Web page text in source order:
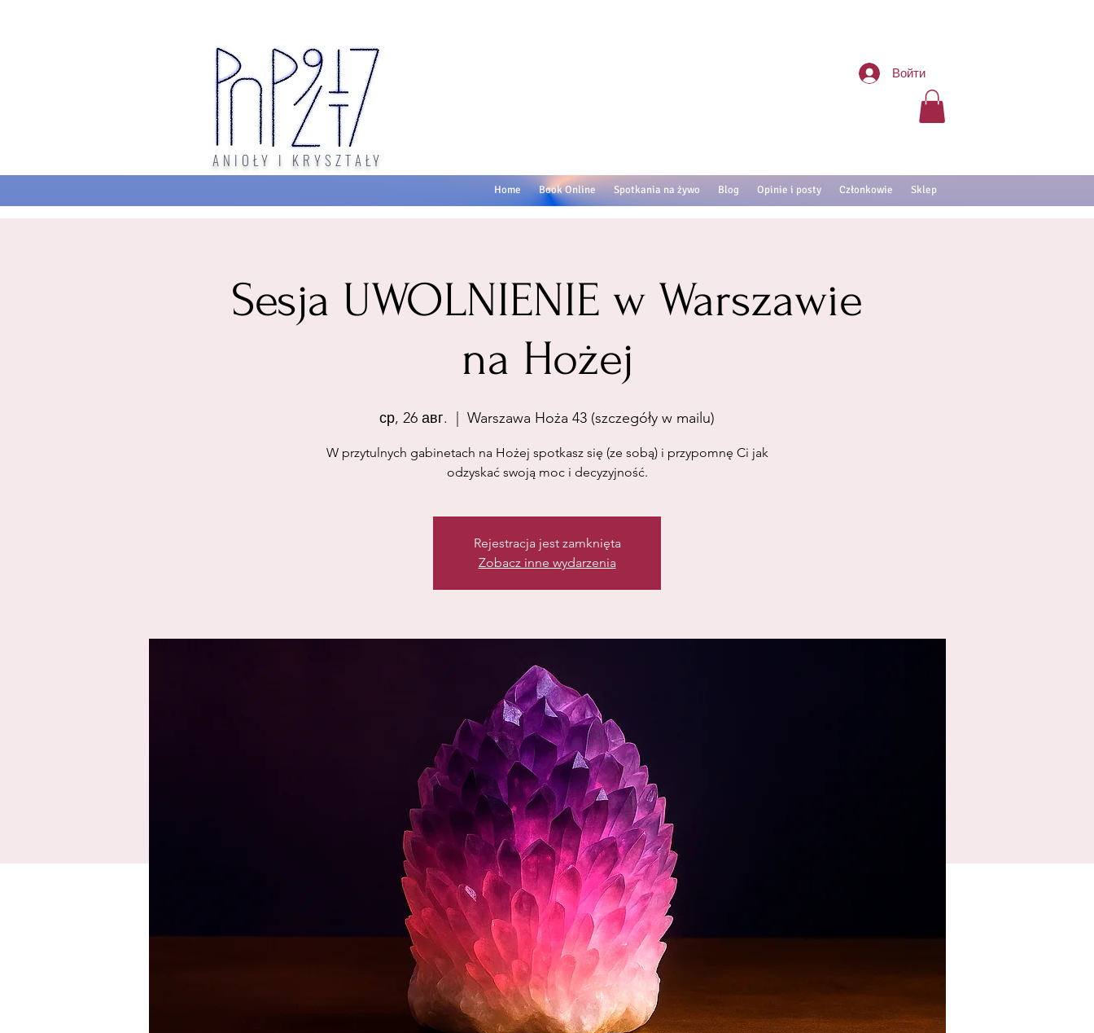
Войти
Home Book Online Spotkania na żywo Blog Opinie i posty Członkowie Sklep
ANIOŁY I KRYSZTAŁY
Sesja UWOLNIENIE w Warszawie
na Hożej
ср, 26 авг.
  |
Warszawa Hoża 43 (szczegóły w mailu)
W przytulnych gabinetach na Hożej spotkasz się (ze sobą) i przypomnę Ci jak
odzyskać swoją moc i decyzyjność.
Rejestracja jest zamknięta
Zobacz inne wydarzenia